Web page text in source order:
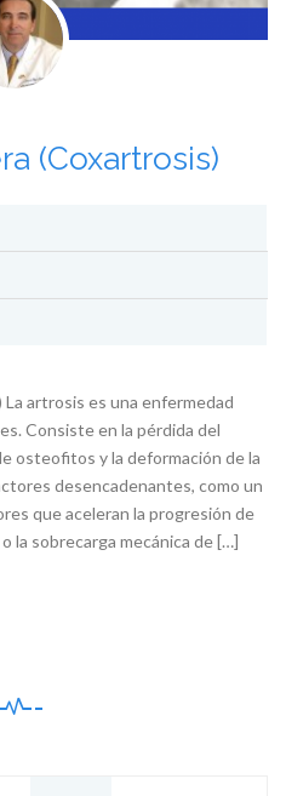
(Coxartrosis)
artrosis es una enfermedad
Consiste en la pérdida del
osteofitos y la deformación de la
desencadenantes, como un
que aceleran la progresión de
la sobrecarga mecánica de […]